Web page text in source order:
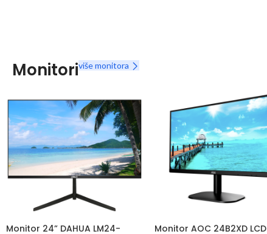
Monitoriviše monitora
Monitor 24” DAHUA LM24- Monitor AOC 24B2XD LCD